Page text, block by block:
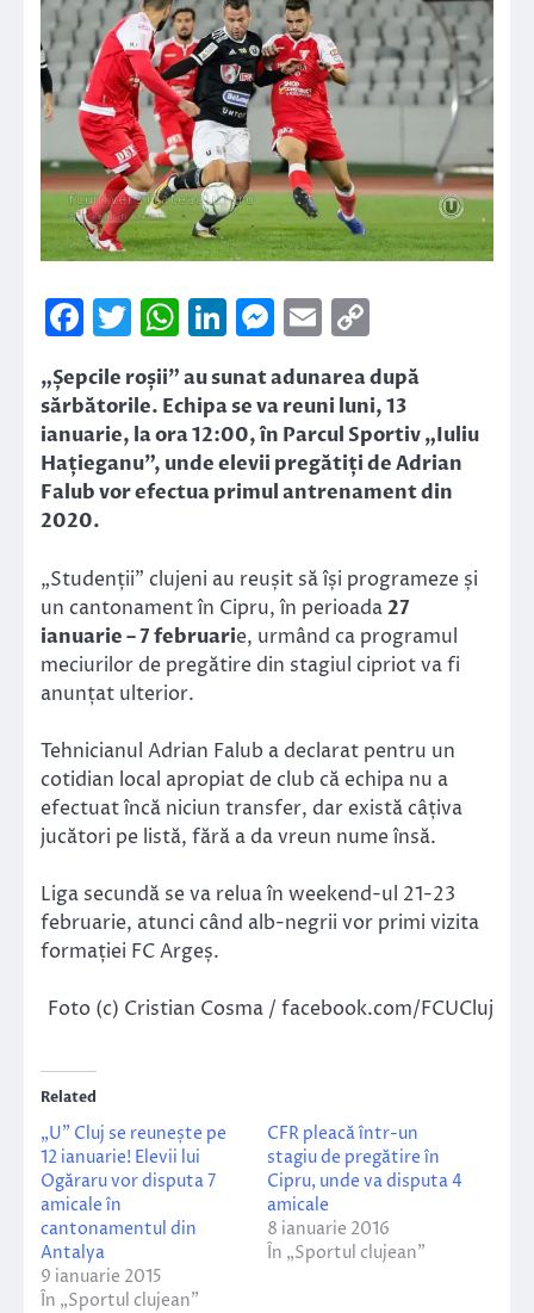
Facebook
Twitter
WhatsApp
LinkedIn
Messenger
Email
Link
„Șepcile roșii” au sunat adunarea după
sărbătorile. Echipa se va reuni luni, 13
ianuarie, la ora 12:00, în Parcul Sportiv „Iuliu
Hațieganu”, unde elevii pregătiți de Adrian
Falub vor efectua primul antrenament din
2020.
„Studenții” clujeni au reușit să își programeze și
un cantonament în Cipru, în perioada27
ianuarie – 7 februarie, urmând ca programul
meciurilor de pregătire din stagiul cipriot va fi
anunțat ulterior.
Tehnicianul Adrian Falub a declarat pentru un
cotidian local apropiat de club că echipa nu a
efectuat încă niciun transfer, dar există câțiva
jucători pe listă, fără a da vreun nume însă.
Liga secundă se va relua în weekend-ul 21-23
februarie, atunci când alb-negrii vor primi vizita
formației FC Argeș.
Foto (c) Cristian Cosma / facebook.com/FCUCluj
Related
„U” Cluj se reunește pe
12 ianuarie! Elevii lui
Ogăraru vor disputa 7
amicale în
cantonamentul din
Antalya
9 ianuarie 2015
În „Sportul clujean”
CFR pleacă într-un
stagiu de pregătire în
Cipru, unde va disputa 4
amicale
8 ianuarie 2016
În „Sportul clujean”